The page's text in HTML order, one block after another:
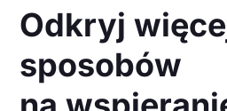
Odkryj
sposobów